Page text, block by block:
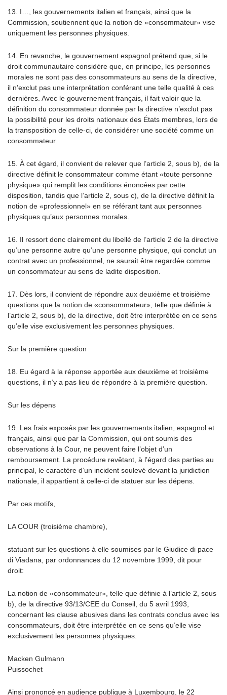
13. I…, les gouvernements italien et français, ainsi que la
Commission, soutiennent que la notion de «consommateur» vise
uniquement les personnes physiques.
14. En revanche, le gouvernement espagnol prétend que, si le
droit communautaire considère que, en principe, les personnes
morales ne sont pas des consommateurs au sens de la directive,
il n’exclut pas une interprétation conférant une telle qualité à ces
dernières. Avec le gouvernement français, il fait valoir que la
définition du consommateur donnée par la directive n’exclut pas
la possibilité pour les droits nationaux des États membres, lors de
la transposition de celle-ci, de considérer une société comme un
consommateur.
15. À cet égard, il convient de relever que l’article 2, sous b), de la
directive définit le consommateur comme étant «toute personne
physique» qui remplit les conditions énoncées par cette
disposition, tandis que l’article 2, sous c), de la directive définit la
notion de «professionnel» en se référant tant aux personnes
physiques qu’aux personnes morales.
16. Il ressort donc clairement du libellé de l’article 2 de la directive
qu’une personne autre qu’une personne physique, qui conclut un
contrat avec un professionnel, ne saurait être regardée comme
un consommateur au sens de ladite disposition.
17. Dès lors, il convient de répondre aux deuxième et troisième
questions que la notion de «consommateur», telle que définie à
l’article 2, sous b), de la directive, doit être interprétée en ce sens
qu’elle vise exclusivement les personnes physiques.
Sur la première question
18. Eu égard à la réponse apportée aux deuxième et troisième
questions, il n’y a pas lieu de répondre à la première question.
Sur les dépens
19. Les frais exposés par les gouvernements italien, espagnol et
français, ainsi que par la Commission, qui ont soumis des
observations à la Cour, ne peuvent faire l’objet d’un
remboursement. La procédure revêtant, à l’égard des parties au
principal, le caractère d’un incident soulevé devant la juridiction
nationale, il appartient à celle-ci de statuer sur les dépens.
Par ces motifs,
LA COUR (troisième chambre),
statuant sur les questions à elle soumises par le Giudice di pace
di Viadana, par ordonnances du 12 novembre 1999, dit pour
droit:
La notion de «consommateur», telle que définie à l’article 2, sous
b), de la directive 93/13/CEE du Conseil, du 5 avril 1993,
concernant les clause abusives dans les contrats conclus avec les
consommateurs, doit être interprétée en ce sens qu’elle vise
exclusivement les personnes physiques.
Macken Gulmann
Puissochet
Ainsi prononcé en audience publique à Luxembourg, le 22